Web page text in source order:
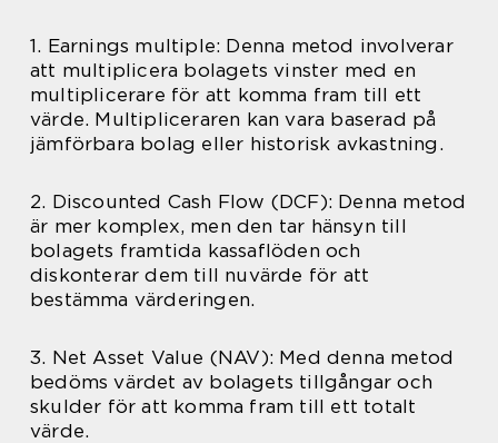
1. Earnings multiple: Denna metod involverar
att multiplicera bolagets vinster med en
multiplicerare för att komma fram till ett
värde. Multipliceraren kan vara baserad på
jämförbara bolag eller historisk avkastning.
2. Discounted Cash Flow (DCF): Denna metod
är mer komplex, men den tar hänsyn till
bolagets framtida kassaflöden och
diskonterar dem till nuvärde för att
bestämma värderingen.
3. Net Asset Value (NAV): Med denna metod
bedöms värdet av bolagets tillgångar och
skulder för att komma fram till ett totalt
värde.